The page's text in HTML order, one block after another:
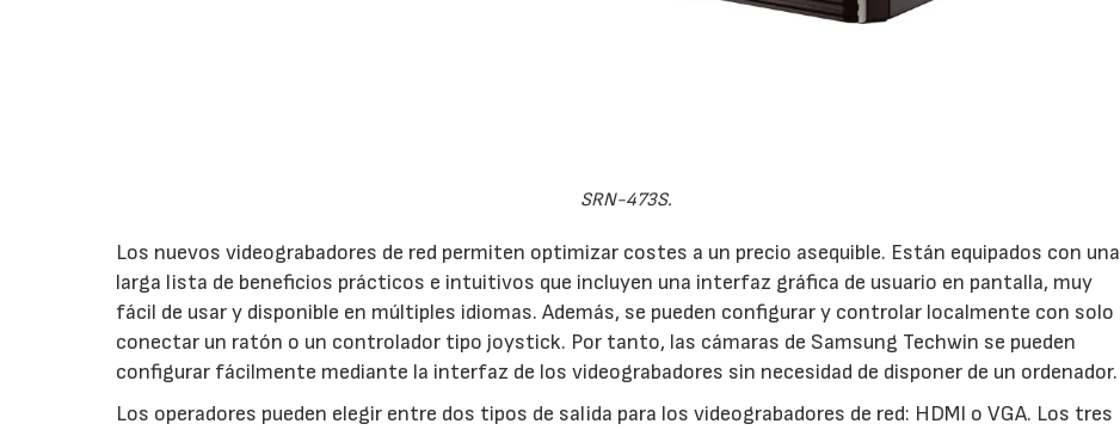
SRN-473S.
Los nuevos videograbadores de red permiten optimizar costes a un precio asequible. Están equipados con una
larga lista de beneficios prácticos e intuitivos que incluyen una interfaz gráfica de usuario en pantalla, muy
fácil de usar y disponible en múltiples idiomas. Además, se pueden configurar y controlar localmente con solo
conectar un ratón o un controlador tipo joystick. Por tanto, las cámaras de Samsung Techwin se pueden
configurar fácilmente mediante la interfaz de los videograbadores sin necesidad de disponer de un ordenador.
Los operadores pueden elegir entre dos tipos de salida para los videograbadores de red: HDMI o VGA. Los tres